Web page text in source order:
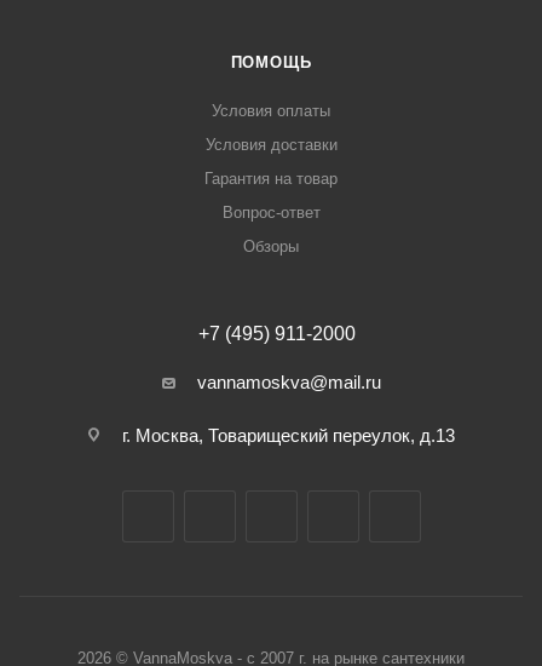
ПОМОЩЬ
Условия оплаты
Условия доставки
Гарантия на товар
Вопрос-ответ
Обзоры
+7 (495) 911-2000
vannamoskva@mail.ru
г. Москва, Товарищеский переулок, д.13
2026 © VannaMoskva - с 2007 г. на рынке сантехники